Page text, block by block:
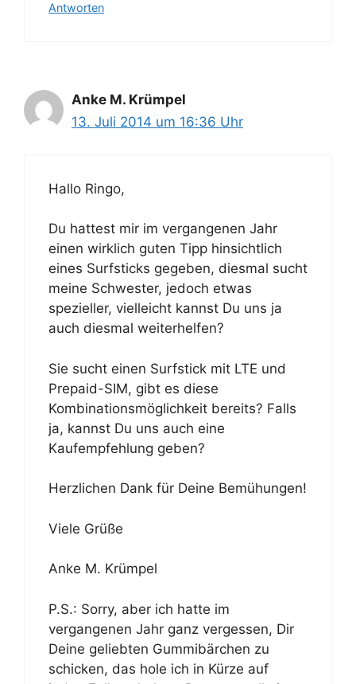
Antworten
Anke M. Krümpel
13. Juli 2014 um 16:36 Uhr
Hallo Ringo,
Du hattest mir im vergangenen Jahr
einen wirklich guten Tipp hinsichtlich
eines Surfsticks gegeben, diesmal sucht
meine Schwester, jedoch etwas
spezieller, vielleicht kannst Du uns ja
auch diesmal weiterhelfen?
Sie sucht einen Surfstick mit LTE und
Prepaid-SIM, gibt es diese
Kombinationsmöglichkeit bereits? Falls
ja, kannst Du uns auch eine
Kaufempfehlung geben?
Herzlichen Dank für Deine Bemühungen!
Viele Grüße
Anke M. Krümpel
P.S.: Sorry, aber ich hatte im
vergangenen Jahr ganz vergessen, Dir
Deine geliebten Gummibärchen zu
schicken, das hole ich in Kürze auf